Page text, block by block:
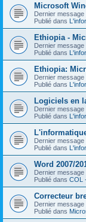
Microsoft
Dernier message
Publié dans
Ethiopia -
Dernier message
Publié dans
Ethiopia:
Dernier message
Publié dans
Logiciels en
Dernier message
Publié dans
Dernier message
Publié dans
Word 2007/
Dernier message
Publié dans COL
Correcteur
Dernier message
Publié dans